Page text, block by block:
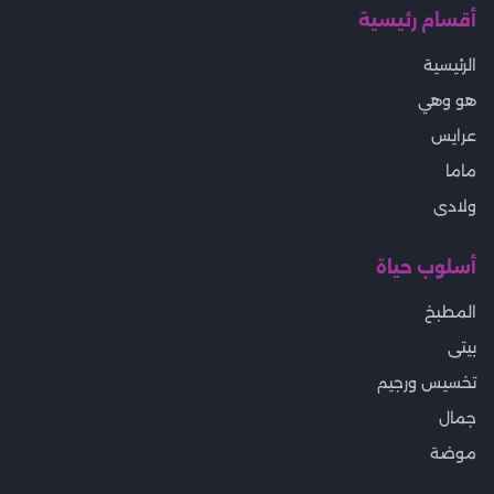
أقسام رئيسية
الرئيسية
هو وهي
عرايس
ماما
ولادى
أسلوب حياة
المطبخ
بيتى
تخسيس ورجيم
جمال
موضة